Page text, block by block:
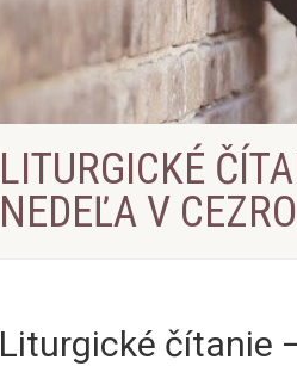
LITURGICKÉ
NEDEĽA V
Liturgické čítanie